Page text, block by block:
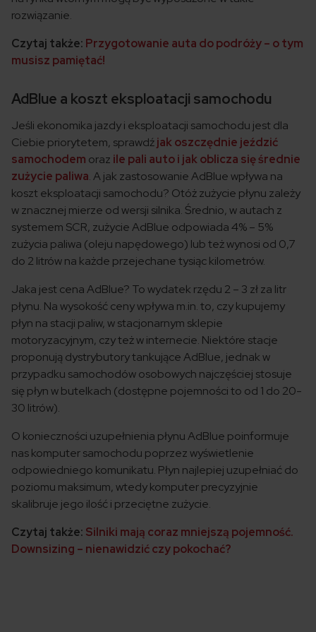
rozwiązanie.
Czytaj także: Przygotowanie auta do podróży – o tym
musisz pamiętać!
AdBlue a koszt eksploatacji samochodu
Jeśli ekonomika jazdy i eksploatacji samochodu jest dla
Ciebie priorytetem, sprawdźjak oszczędnie jeździć
samochodem oraz ile pali auto i jak oblicza się średnie
zużycie paliwa. A jak zastosowanie AdBlue wpływa na
koszt eksploatacji samochodu? Otóż zużycie płynu zależy
w znacznej mierze od wersji silnika. Średnio, w autach z
systemem SCR, zużycie AdBlue odpowiada 4% – 5%
zużycia paliwa (oleju napędowego) lub też wynosi od 0,7
do 2 litrów na każde przejechane tysiąc kilometrów.
Jaka jest cena AdBlue? To wydatek rzędu 2 – 3 zł za litr
płynu. Na wysokość ceny wpływa m.in. to, czy kupujemy
płyn na stacji paliw, w stacjonarnym sklepie
motoryzacyjnym, czy też w internecie. Niektóre stacje
proponują dystrybutory tankujące AdBlue, jednak w
przypadku samochodów osobowych najczęściej stosuje
się płyn w butelkach (dostępne pojemności to od 1 do 20-
30 litrów).
O konieczności uzupełnienia płynu AdBlue poinformuje
nas komputer samochodu poprzez wyświetlenie
odpowiedniego komunikatu. Płyn najlepiej uzupełniać do
poziomu maksimum, wtedy komputer precyzyjnie
skalibruje jego ilość i przeciętne zużycie.
Czytaj także: Silniki mają coraz mniejszą pojemność.
Downsizing – nienawidzić czy pokochać?